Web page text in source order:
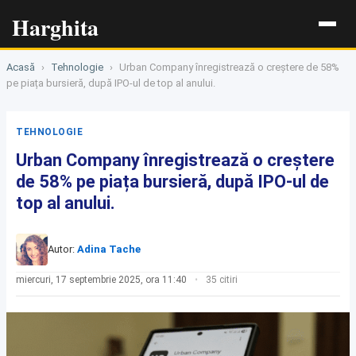
Harghita
Acasă › Tehnologie ›
Urban Company înregistrează o creștere de 58%
pe piața bursieră, după IPO-ul de top al anului.
TEHNOLOGIE
Urban Company înregistrează o creștere
de 58% pe piața bursieră, după IPO-ul de
top al anului.
Autor: Adina Tache
miercuri, 17 septembrie 2025, ora 11:40 35 citiri